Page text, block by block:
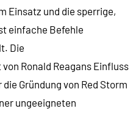
Spezialeinheit
Clancy
Einsatz und die sperrige,
einfache Befehle
Die
Ronald Reagans Einfluss
Gründung von Red Storm
ungeeigneten